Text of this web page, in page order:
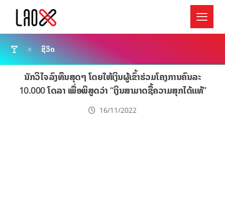
ຊີວິດ
ນັກວິໄຈລົງທຶນສຸດໆ ໂດຍໃຫ້ເງິນຜູ້ເຂົ້າຮ່ວມໂຄງການຄົນລະ
10.000 ໂດລາ ເພື່ອພິສູດວ່າ “ເງິນສາມາດຊື້ຄວາມສຸກໄດ້ແທ້”
16/11/2022